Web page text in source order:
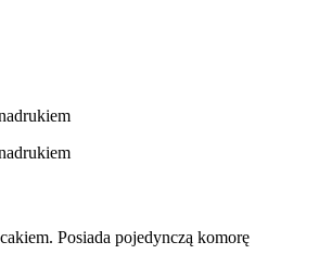
Posiada pojedynczą komorę